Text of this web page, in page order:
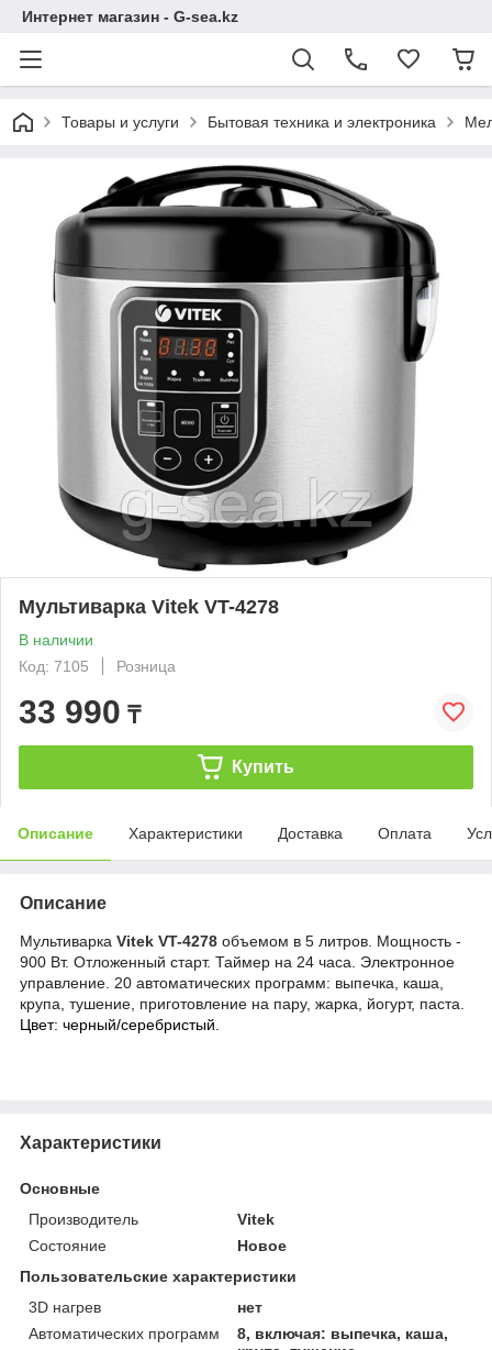
Интернет магазин - G-sea.kz
Товары и услуги Бытовая техника и электроника
Мультиварка Vitek VT-4278
В наличии
Код: 7105
Розница
33 990 ₸
Купить
Описание Характеристики Доставка Оплата
Описание
Мультиварка Vitek VT-4278 объемом в 5 литров. Мощность -
900 Вт. Отложенный старт. Таймер на 24 часа. Электронное
управление. 20 автоматических программ: выпечка, каша,
крупа, тушение, приготовление на пару, жарка, йогурт, паста.
Цвет: черный/серебристый.
Характеристики
Основные
Производитель
Vitek
Состояние
Новое
Пользовательские характеристики
3D нагрев
нет
Автоматических программ
8, включая: выпечка, каша,